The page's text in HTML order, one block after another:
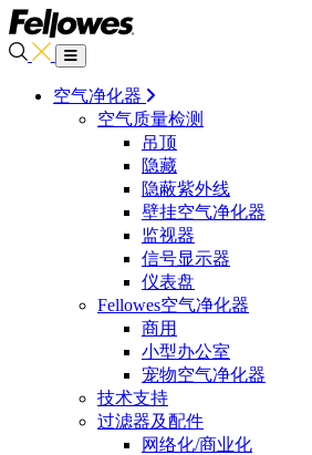
空气净化器
空气质量检测
吊顶
隐藏
隐蔽紫外线
壁挂空气净化器
监视器
信号显示器
仪表盘
Fellowes空气净化器
商用
小型办公室
宠物空气净化器
技术支持
过滤器及配件
网络化/商业化